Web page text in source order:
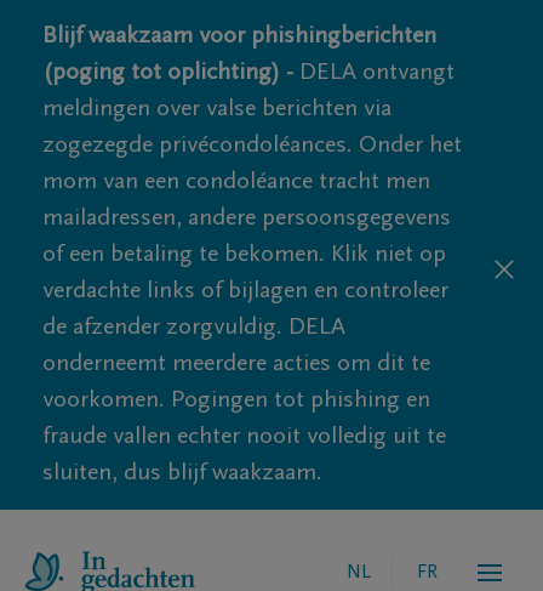
Blijf waakzaam voor phishingberichten
(poging tot oplichting) - DELA ontvangt
meldingen over valse berichten via
zogezegde privécondoléances. Onder het
mom van een condoléance tracht men
mailadressen, andere persoonsgegevens
of een betaling te bekomen. Klik niet op
verdachte links of bijlagen en controleer
de afzender zorgvuldig. DELA
onderneemt meerdere acties om dit te
voorkomen. Pogingen tot phishing en
fraude vallen echter nooit volledig uit te
sluiten, dus blijf waakzaam.
NL FR